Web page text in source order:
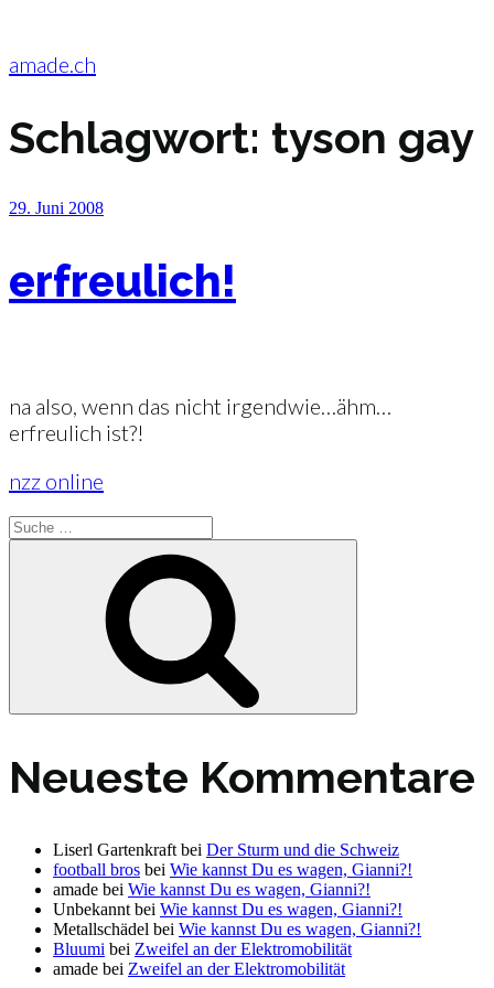
springen
amade.ch
Schlagwort: tyson gay
Veröffentlicht
29. Juni 2008
erfreulich!
na also, wenn das nicht irgendwie…ähm…
erfreulich ist?!
nzz online
Suche
nach:
Neueste Kommentare
Liserl Gartenkraft bei Der Sturm und die Schweiz
football bros bei Wie kannst Du es wagen, Gianni?!
amade bei Wie kannst Du es wagen, Gianni?!
Unbekannt bei Wie kannst Du es wagen, Gianni?!
Metallschädel bei Wie kannst Du es wagen, Gianni?!
Bluumi bei Zweifel an der Elektromobilität
amade bei Zweifel an der Elektromobilität